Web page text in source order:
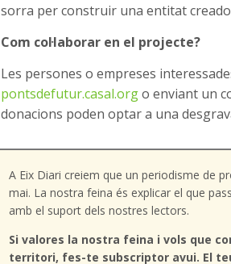
sorra per construir una entitat
Com col·laborar en el projecte?
Les persones o empreses
pontsdefutur.casal.orgo enviant un
donacions poden optar a una
A Eix Diari creiem que un periodisme de
mai. La nostra feina és explicar el que
amb el suport dels nostres lectors.
Si valores la nostra feina i vols que
territori, fes-te subscriptor avui. El